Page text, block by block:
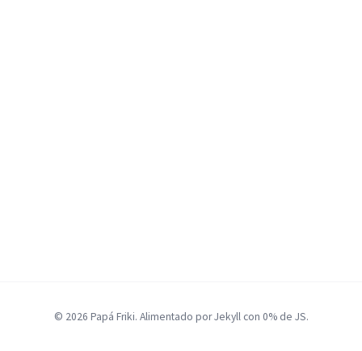
© 2026 Papá Friki. Alimentado por Jekyll con 0% de JS.